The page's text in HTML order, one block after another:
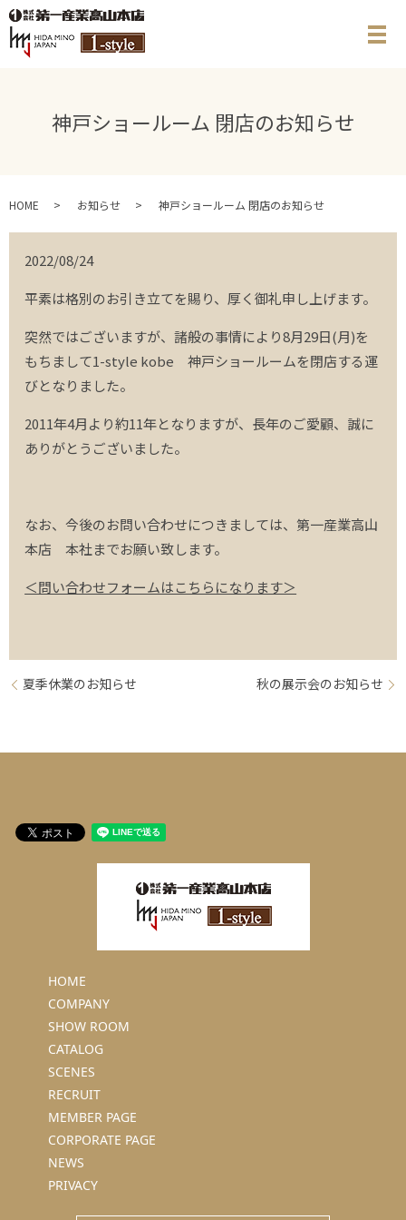
メ
神戸ショールーム 閉店のお知らせ
HOME お知らせ 神戸ショールーム 閉店のお知らせ
2022/08/24
平素は格別のお引き立てを賜り、厚く御礼申し上げます。
突然ではございますが、諸般の事情により8月29日(月)を
もちまして1-style kobe 神戸ショールームを閉店する運
びとなりました。
2011年4月より約11年となりますが、長年のご愛顧、誠に
ありがとうございました。
なお、今後のお問い合わせにつきましては、第一産業高山
本店 本社までお願い致します。
＜問い合わせフォームはこちらになります＞
夏季休業のお知らせ 秋の展示会のお知らせ
HOME
COMPANY
SHOW ROOM
CATALOG
SCENES
RECRUIT
MEMBER PAGE
CORPORATE PAGE
NEWS
PRIVACY